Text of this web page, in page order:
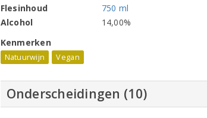
Flesinhoud
750 ml
Alcohol
14,00%
Kenmerken
Natuurwijn Vegan
Onderscheidingen (10)